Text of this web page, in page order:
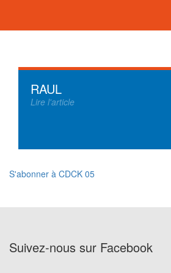
RAUL
Lire l'article
S'abonner à CDCK 05
Suivez-nous sur Facebook